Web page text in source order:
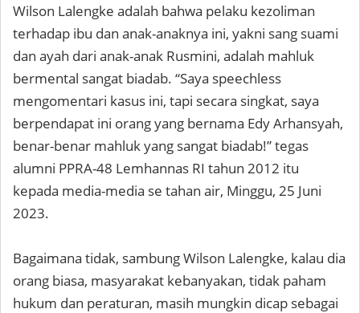
Wilson Lalengke adalah bahwa pelaku kezoliman
terhadap ibu dan anak-anaknya ini, yakni sang suami
dan ayah dari anak-anak Rusmini, adalah mahluk
bermental sangat biadab. “Saya speechless
mengomentari kasus ini, tapi secara singkat, saya
berpendapat ini orang yang bernama Edy Arhansyah,
benar-benar mahluk yang sangat biadab!” tegas
alumni PPRA-48 Lemhannas RI tahun 2012 itu
kepada media-media se tahan air, Minggu, 25 Juni
2023.
Bagaimana tidak, sambung Wilson Lalengke, kalau dia
orang biasa, masyarakat kebanyakan, tidak paham
hukum dan peraturan, masih mungkin dicap sebagai